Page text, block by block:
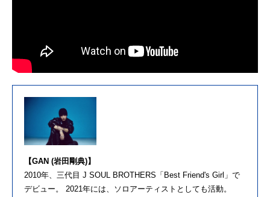
【GAN (岩田剛典)】
2010年、三代目 J SOUL BROTHERS「Best Friend's Girl」で
デビュー。 2021年には、ソロアーティストとしても活動。